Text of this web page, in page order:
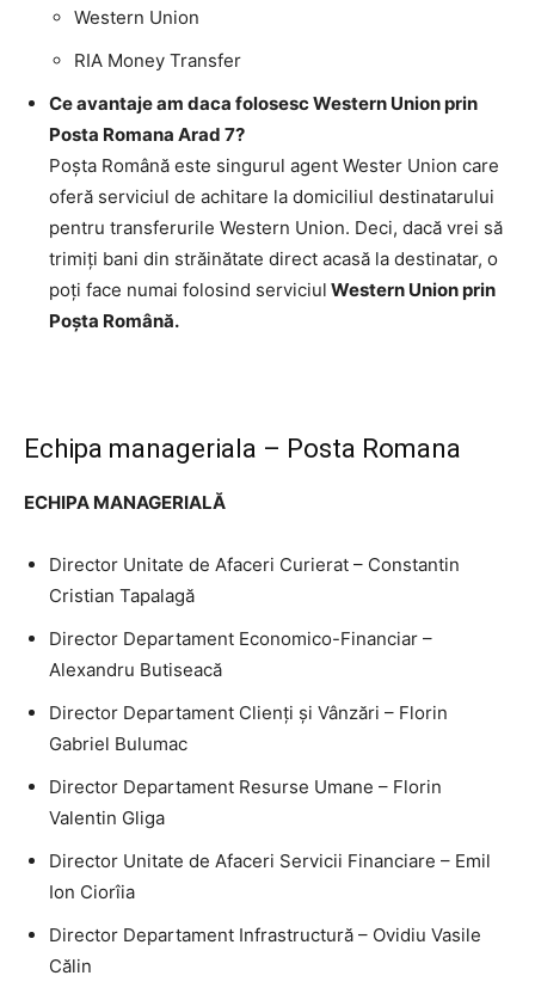
Western Union
RIA Money Transfer
Ce avantaje am daca folosesc Western Union prin
Posta Romana Arad 7?
Poşta Română este singurul agent Wester Union care
oferă serviciul de achitare la domiciliul destinatarului
pentru transferurile Western Union. Deci, dacă vrei să
trimiţi bani din străinătate direct acasă la destinatar, o
poţi face numai folosind serviciul Western Union prin
Poşta Română.
Echipa manageriala – Posta Romana
ECHIPA MANAGERIALĂ
Director Unitate de Afaceri Curierat – Constantin
Cristian Tapalagă
Director Departament Economico-Financiar –
Alexandru Butiseacă
Director Departament Clienți și Vânzări – Florin
Gabriel Bulumac
Director Departament Resurse Umane – Florin
Valentin Gliga
Director Unitate de Afaceri Servicii Financiare – Emil
Ion Ciorîia
Director Departament Infrastructură – Ovidiu Vasile
Călin